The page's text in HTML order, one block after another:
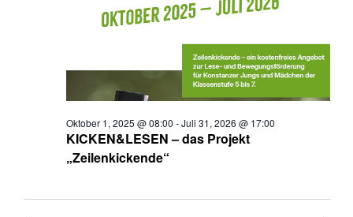
KICKEN&LESEN – das Projekt
„Zeilenkickende“
Oktober 1, 2025 @ 08:00 -Juli 31, 2026 @ 17:00